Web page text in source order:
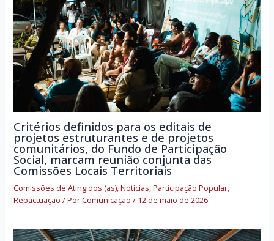
Critérios definidos para os editais de
projetos estruturantes e de projetos
comunitários, do Fundo de Participação
Social, marcam reunião conjunta das
Comissões Locais Territoriais
Comissões de Atingidos (as),Notícias,Participação Popular,
Repactuação / PorComunicação/ 12 de maio de 2026